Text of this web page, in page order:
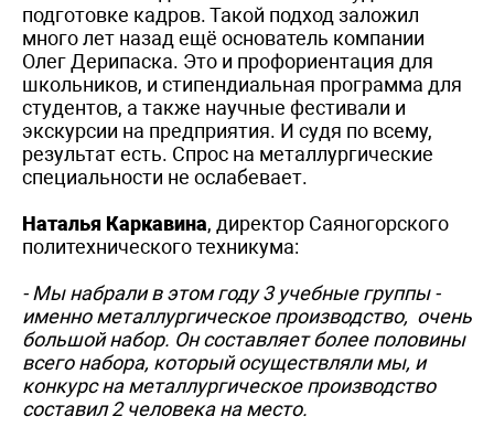
подготовке кадров. Такой подход заложил
много лет назад ещё основатель компании
Олег Дерипаска. Это и профориентация для
школьников, и стипендиальная программа для
студентов, а также научные фестивали и
экскурсии на предприятия. И судя по всему,
результат есть. Спрос на металлургические
специальности не ослабевает.
Наталья Каркавина, директор Саяногорского
политехнического техникума:
- Мы набрали в этом году 3 учебные группы -
именно металлургическое производство, очень
большой набор. Он составляет более половины
всего набора, который осуществляли мы, и
конкурс на металлургическое производство
составил 2 человека на место.